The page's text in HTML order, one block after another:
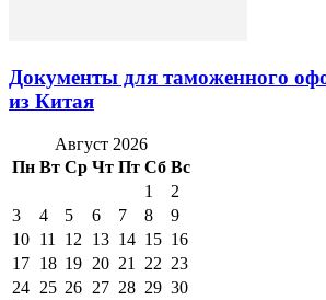
Документы для таможенного
из Китая
Август 2026
Пн Вт Ср Чт Пт Сб Вс
1
2
3
4 5 6 7 8
9
10 11 12 13 14 15 16
17 18 19 20 21 22 23
24 25 26 27 28 29 30